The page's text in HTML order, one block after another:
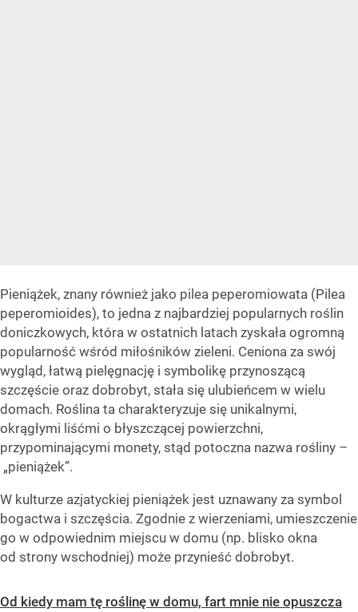
Pieniążek, znany również jako pilea peperomiowata (Pilea
peperomioides), to jedna z najbardziej popularnych roślin
doniczkowych, która w ostatnich latach zyskała ogromną
popularność wśród miłośników zieleni. Ceniona za swój
wygląd, łatwą pielęgnację i symbolikę przynoszącą
szczęście oraz dobrobyt, stała się ulubieńcem w wielu
domach. Roślina ta charakteryzuje się unikalnymi,
okrągłymi liśćmi o błyszczącej powierzchni,
przypominającymi monety, stąd potoczna nazwa rośliny –
„pieniążek”.
W kulturze azjatyckiej pieniążek jest uznawany za symbol
bogactwa i szczęścia. Zgodnie z wierzeniami, umieszczenie
go w odpowiednim miejscu w domu (np. blisko okna
od strony wschodniej) może przynieść dobrobyt.
Od kiedy mam tę roślinę w domu, fart mnie nie opuszcza